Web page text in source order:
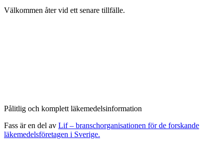
Välkommen åter vid ett senare tillfälle.
Pålitlig och komplett läkemedelsinformation
Fass är en del av Lif – branschorganisationen för de forskande
läkemedelsföretagen i Sverige.